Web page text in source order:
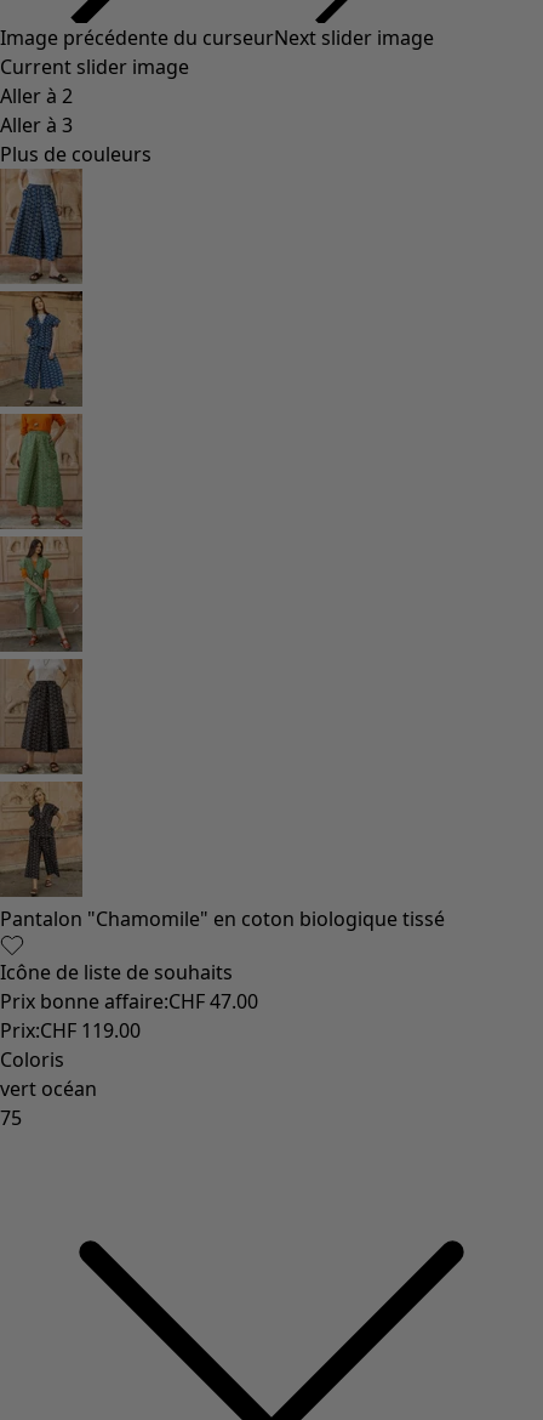
Styles de vétements
Vêtements en lin
Robes de style hippie
Grandes Tailles
À fleurs
Vêtements hippies
Une mode scandinave
Superpositions
À rayures
Des carreaux à foison
À pois
Vêtements bio
Un design suédois
Robes en jersey
Vêtements bohèmes
Des vêtements pour les soirées fraîches
Vêtements à motif
Coton
Coton biologique
Maillots de bain et vêtements de plage
Vêtements de fête
Collections
Dans l'univers du kimono
Monsoon
Étendues champêtres
Coimbatore